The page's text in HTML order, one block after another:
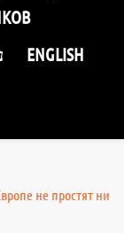
ENGLISH
не простят ни